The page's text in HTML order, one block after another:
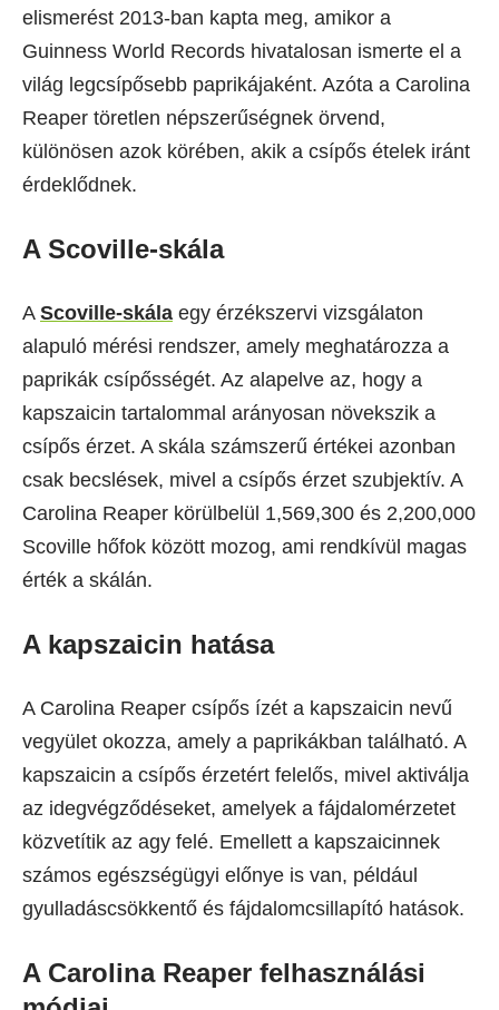
elismerést 2013-ban kapta meg, amikor a
Guinness World Records hivatalosan ismerte el a
világ legcsípősebb paprikájaként. Azóta a Carolina
Reaper töretlen népszerűségnek örvend,
különösen azok körében, akik a csípős ételek iránt
érdeklődnek.
A Scoville-skála
A Scoville-skála egy érzékszervi vizsgálaton
alapuló mérési rendszer, amely meghatározza a
paprikák csípősségét. Az alapelve az, hogy a
kapszaicin tartalommal arányosan növekszik a
csípős érzet. A skála számszerű értékei azonban
csak becslések, mivel a csípős érzet szubjektív. A
Carolina Reaper körülbelül 1,569,300 és 2,200,000
Scoville hőfok között mozog, ami rendkívül magas
érték a skálán.
A kapszaicin hatása
A Carolina Reaper csípős ízét a kapszaicin nevű
vegyület okozza, amely a paprikákban található. A
kapszaicin a csípős érzetért felelős, mivel aktiválja
az idegvégződéseket, amelyek a fájdalomérzetet
közvetítik az agy felé. Emellett a kapszaicinnek
számos egészségügyi előnye is van, például
gyulladáscsökkentő és fájdalomcsillapító hatások.
A Carolina Reaper felhasználási